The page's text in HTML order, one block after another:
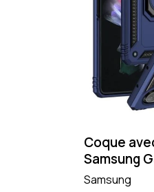
Coque
Samsung
Samsung